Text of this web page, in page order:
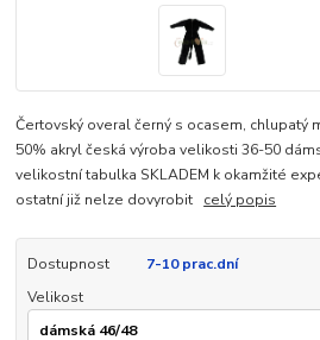
Čertovský overal černý s ocasem, chlupatý
50% akryl česká výroba velikosti 36-50
velikostní tabulka SKLADEM k okamžité
ostatní již nelze dovyrobit celý popis
Dostupnost
7-10 prac.dní
Velikost